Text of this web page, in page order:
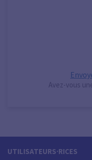
Avez-vous
UTILISATEURS·RICES